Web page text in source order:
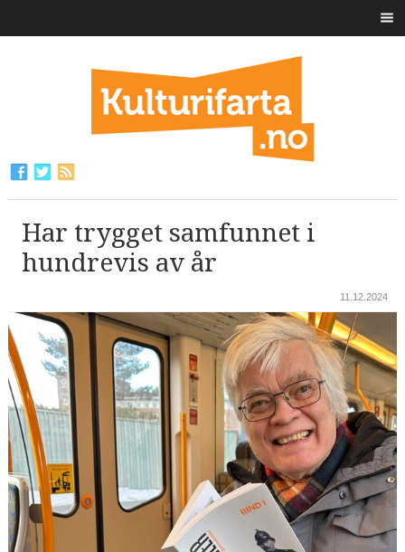
Har trygget samfunnet i
hundrevis av år
11.12.2024